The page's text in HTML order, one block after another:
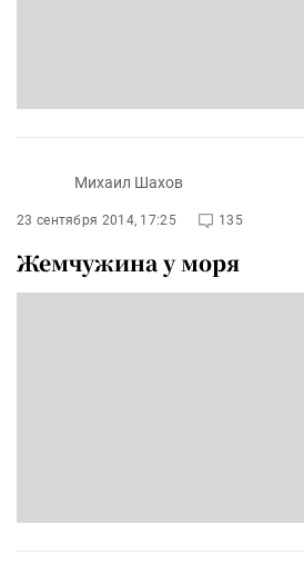
Михаил Шахов
23 сентября 2014, 17:25 135
Жемчужина у моря